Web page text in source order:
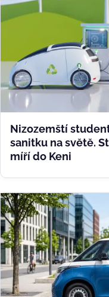
Nizozemští
sanitku na světě.
míří do Keni